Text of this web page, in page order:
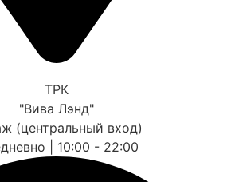
ТРК
"Вива Лэнд"
(центральный вход)
| 10:00 - 22:00